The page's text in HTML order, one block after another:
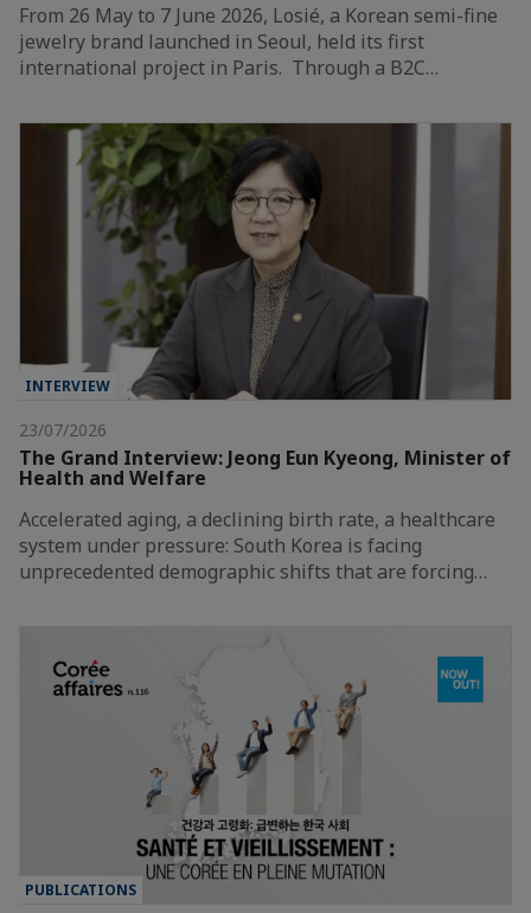
From 26 May to 7 June 2026, Losié, a Korean semi-fine
jewelry brand launched in Seoul, held its first
international project in Paris. Through a B2C…
INTERVIEW
23/07/2026
The Grand Interview: Jeong Eun Kyeong, Minister of
Health and Welfare
Accelerated aging, a declining birth rate, a healthcare
system under pressure: South Korea is facing
unprecedented demographic shifts that are forcing…
PUBLICATIONS